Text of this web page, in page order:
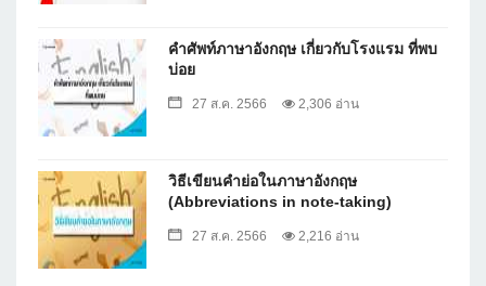
คำศัพท์ภาษาอังกฤษ เกี่ยวกับโรงแรม ที่พบ
บ่อย
27 ส.ค. 2566 2,306 อ่าน
วิธีเขียนคำย่อในภาษาอังกฤษ
(Abbreviations in note-taking)
27 ส.ค. 2566 2,216 อ่าน